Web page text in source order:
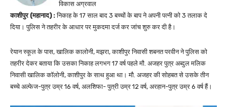
विकास अग्रवाल
काशीपुर (महानाद) :निकाह के 17 साल बाद 3 बच्चों के बाप ने अपनी पत्नी को 3 तलाक दे
दिया। पुलिस ने तहरीर के आधार पर मुकदमा दर्ज कर जांच शुरु कर दी है।
रेयान स्कूल के पास, खालिक कालोनी, मझरा, काशीपुर निवासी शबनत परवीन ने पुलिस को
तहरीर देकर बताया कि उसका निकाह लगभग 17 वर्ष पहले मौ. अजहर पुत्र अब्दुल मलिक
निवासी खालिक कॉलोनी, काशीपुर के साथ हुआ था। मौ. अजहर की सोहबत से उसके तीन
बच्चे अल्फेज-पुत्र उम्र 16 वर्ष, अलशिफा- पुत्री उम्र 12 वर्ष, अरहान-पुत्र उम्र 6 वर्ष हैं।